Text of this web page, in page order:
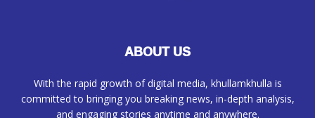
ABOUT US
With the rapid growth of digital media, khullamkhulla is
committed to bringing you breaking news, in-depth analysis,
and engaging stories anytime and anywhere.